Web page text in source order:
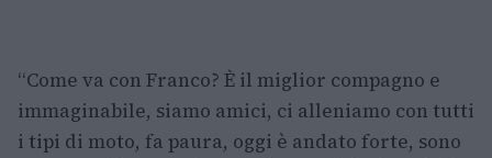
“Come va con Franco? È il miglior compagno e
immaginabile, siamo amici, ci alleniamo con tutti
i tipi di moto, fa paura, oggi è andato forte, sono